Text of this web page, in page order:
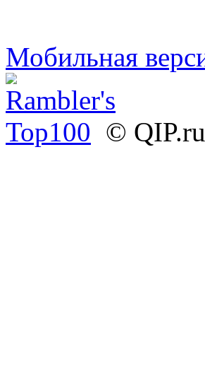
Мобильная
©